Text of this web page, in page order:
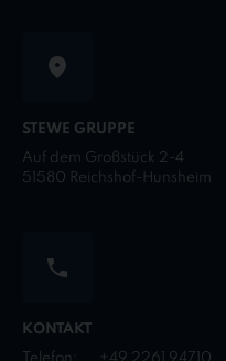
STEWE GRUPPE
Auf dem Großstück 2-4
51580 Reichshof-Hunsheim
KONTAKT